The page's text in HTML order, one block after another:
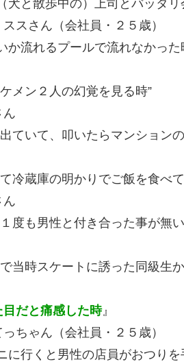
犬と散歩中の）上司とバッタ
スさん（会社員・２５歳）
か流れるプールで流れなかった
メン２人の幻覚を見る時”
ん
ていて、叩いたらマンション
冷蔵庫の明かりでご飯を食べ
ん
度も男性と付き合った事が無
当時スケートに誘った同級生
目だと痛感した時』
ちゃん（会社員・２５歳）
に行くと男性の店員がおつり